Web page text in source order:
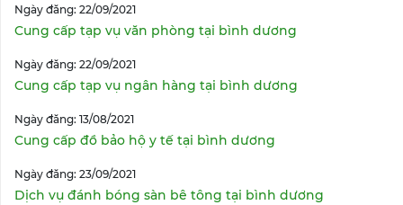
Ngày đăng: 22/09/2021
Cung cấp tạp vụ văn phòng tại bình dương
Ngày đăng: 22/09/2021
Cung cấp tạp vụ ngân hàng tại bình dương
Ngày đăng: 13/08/2021
Cung cấp đồ bảo hộ y tế tại bình dương
Ngày đăng: 23/09/2021
Dịch vụ đánh bóng sàn bê tông tại bình dương